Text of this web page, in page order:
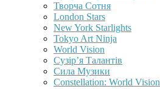
Творча Сотня
London Stars
New York Starlights
Tokyo Art Ninja
World Vision
Сузір’я Талантів
Сила Музики
Constellation: World Vision